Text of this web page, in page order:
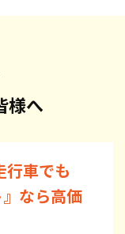
様へ
行車でも
』なら高価